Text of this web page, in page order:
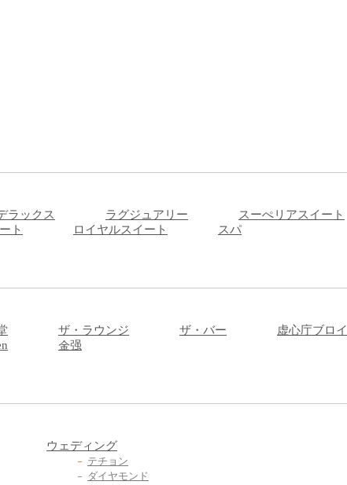
ラックス ラグジュアリー スーぺリアスイート
ト
ロイヤルスイート スパ
ザ・ラウンジ ザ・バー 虚心庁ブロイ
金强
ウェディング
テチョン
ダイヤモンド